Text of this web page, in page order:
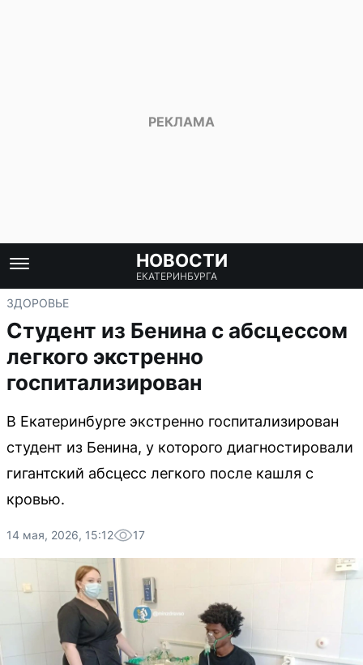
НОВОСТИ
ЕКАТЕРИНБУРГА
ЗДОРОВЬЕ
Студент из Бенина с абсцессом
легкого экстренно
госпитализирован
В Екатеринбурге экстренно госпитализирован
студент из Бенина, у которого диагностировали
гигантский абсцесс легкого после кашля с
кровью.
14 мая, 2026, 15:12 17